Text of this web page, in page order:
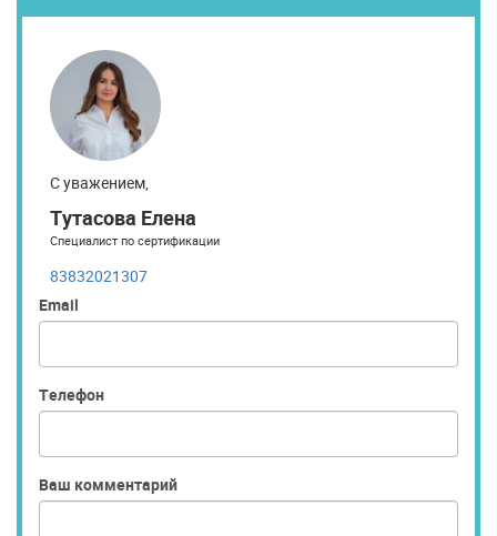
С уважением,
Тутасова Елена
Специалист по сертификации
83832021307
Email
Телефон
Ваш комментарий